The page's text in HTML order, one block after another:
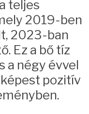
teljes
2019-ben
2023-ban
Ez a bő tíz
a négy évvel
pozitív